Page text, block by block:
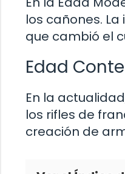
los cañones.
que cambió el
Edad
En la
los rifles de
creación de